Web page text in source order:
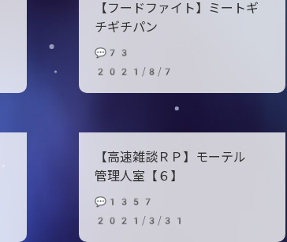
【フードファイト】ミートギ
チギチパン
💬73
2021/8/7
【高速雑談ＲＰ】モーテル
管理人室【６】
💬1357
2021/3/31